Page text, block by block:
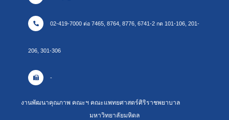
02-419-7000 ต่อ 7465, 8764, 8776, 6741-2 กด 101-106, 201-
206, 301-306
-
งานพัฒนาคุณภาพ คณะฯ คณะแพทยศาสตร์ศิริราชพยาบาล
มหาวิทยาลัยมหิดล